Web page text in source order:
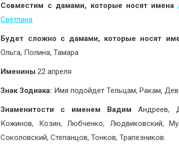
Совместим с дамами, которые носят имена
Светлана
Будет сложно с дамами, которые носят
Ольга, Полина, Тамара
Именины 22 апреля
Знак Зодиака: Имя подойдет Тельцам, Ракам,
Знаменитости с именем Вадим Андреев,
Кожинов, Козин, Любченко, Людвиковский,
Соколовский, Степанцов, Тонков, Трапезников.